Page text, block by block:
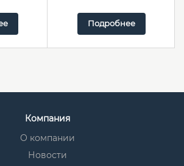
Подробнее
Компания
О компании
Новости